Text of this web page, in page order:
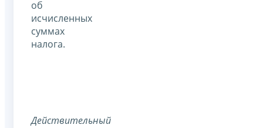
об
исчисленных
суммах
налога.
Действительный